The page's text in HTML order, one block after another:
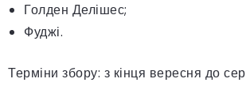
Голден Делішес;
Фуджі.
Терміни збору: з кінця вересня до